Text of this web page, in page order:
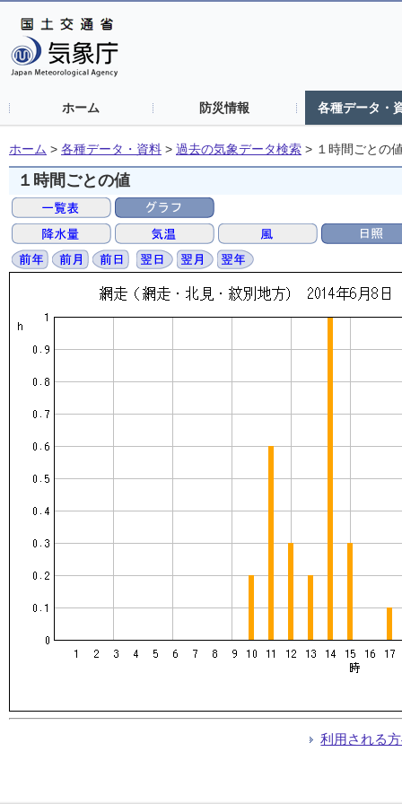
ホーム 防災情報 各種データ・
ホーム > 各種データ・資料 > 過去の気象データ検索 > １時間ごとの
１時間ごとの値
利用される